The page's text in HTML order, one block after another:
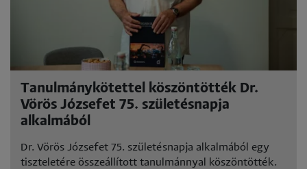
Tanulmánykötettel köszöntötték Dr.
Vörös Józsefet 75. születésnapja
alkalmából
Dr. Vörös Józsefet 75. születésnapja alkalmából egy
tiszteletére összeállított tanulmánnyal köszöntötték.